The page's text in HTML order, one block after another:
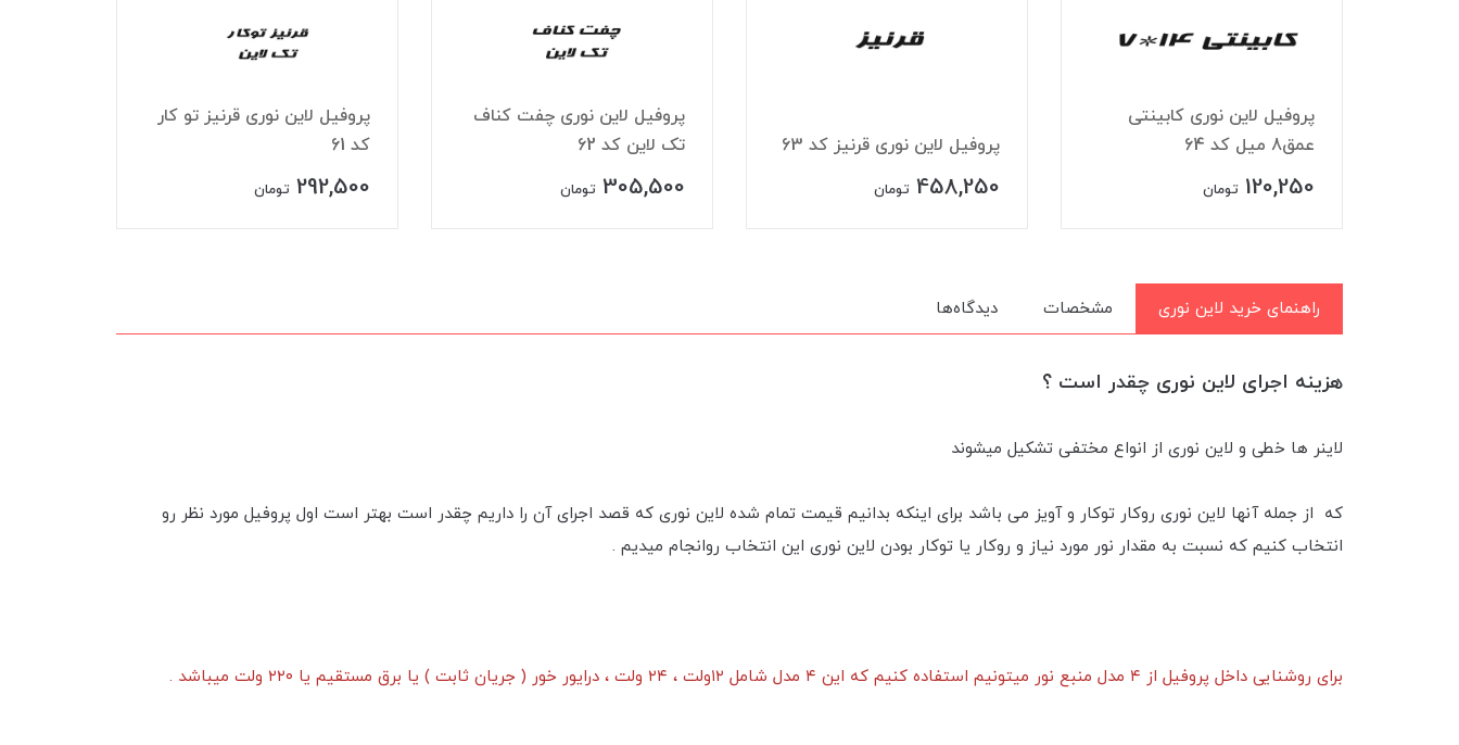
پروفیل لاین نوری کابینتی
عمق8 میل کد 64
120,250 تومان
پروفیل لاین نوری قرنیز کد 63
458,250 تومان
پروفیل لاین نوری چفت کناف
تک لاین کد 62
305,500 تومان
پروفیل لاین نوری قرنیز تو کار
کد 61
292,500 تومان
راهنمای خرید لاین نوری مشخصات دیدگاه‌ها
هزینه اجرای لاین نوری چقدر است ؟
لاینر ها خطی و لاین نوری از انواع مختفی تشکیل میشوند
که از جمله آنها لاین نوری رو‌کار توکار و آویز می باشد برای اینکه بدانیم قیمت تمام شده لاین نوری که قصد اجرای آن را داریم چقدر است بهتر است اول پروفیل مورد نظر رو
انتخاب کنیم که نسبت به مقدار نور مورد نیاز و روکار یا توکار بودن لاین نوری این انتخاب رو‌انجام میدیم .
برای روشنایی داخل پروفیل از ۴ مدل منبع نور میتونیم استفاده کنیم که این ۴ مدل شامل ۱۲ولت ، ۲۴ ولت ، درایور خور ( جریان ثابت ) یا برق مستقیم یا ۲۲۰ ولت میباشد .